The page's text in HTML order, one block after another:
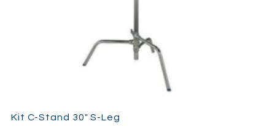
Kit C-Stand 30″ S-Leg